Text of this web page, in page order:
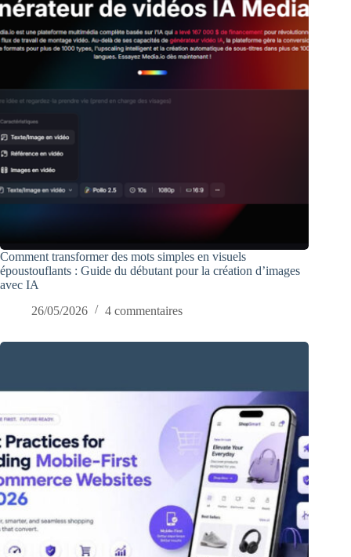
Comment transformer des mots simples en visuels
époustouflants : Guide du débutant pour la création d’images
avec IA
26/05/2026
4 commentaires